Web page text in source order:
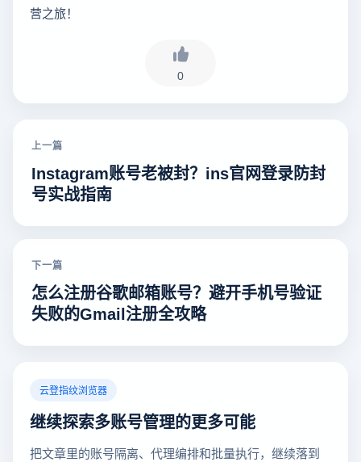
营之旅！
0
上一篇
Instagram账号老被封？ins官网登录防封
号实战指南
下一篇
怎么注册谷歌邮箱账号？避开手机号验证
失败的Gmail注册全攻略
云登指纹浏览器
继续探索多账号管理的更多可能
把文章里的账号隔离、代理编排和批量执行，继续落到